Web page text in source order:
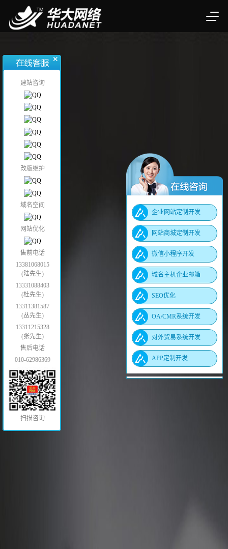
建站咨询
改版维护
域名空间
网站优化
售前电话
13381068015
(陆先生)
13331088403
(杜先生)
13311381587
(丛先生)
13311215328
(张先生)
售后电话
010-62986369
扫描咨询
企业网站定制开发
网站商城定制开发
微信小程序开发
域名主机企业邮箱
SEO优化
OA/CMR系统开发
对外贸易系统开发
APP定制开发